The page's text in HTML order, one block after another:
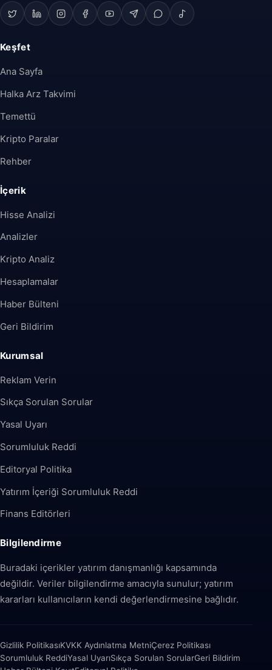
Keşfet
Ana Sayfa
Halka Arz Takvimi
Temettü
Kripto Paralar
Rehber
İçerik
Hisse Analizi
Analizler
Kripto Analiz
Hesaplamalar
Haber Bülteni
Geri Bildirim
Kurumsal
Reklam Verin
Sıkça Sorulan Sorular
Yasal Uyarı
Sorumluluk Reddi
Editoryal Politika
Yatırım İçeriği Sorumluluk Reddi
Finans Editörleri
Bilgilendirme
Buradaki içerikler yatırım danışmanlığı kapsamında
değildir. Veriler bilgilendirme amacıyla sunulur; yatırım
kararları kullanıcıların kendi değerlendirmesine bağlıdır.
Gizlilik PolitikasıKVKK Aydınlatma MetniÇerez Politikası
Sorumluluk ReddiYasal UyarıSıkça Sorulan SorularGeri Bildirim